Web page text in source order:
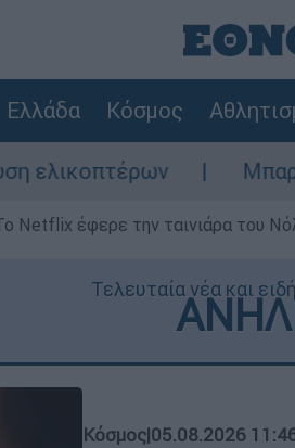
Ελλάδα Κόσμος
Μπαράζ
Netflix έφερε την ταινιάρα του
Τελευταία νέα και
Κόσμος|05.08.2026